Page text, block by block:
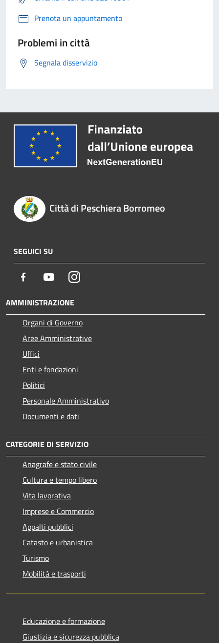
Prenota un appuntamento
Problemi in città
Segnala disservizio
Città di Peschiera Borromeo
SEGUICI SU
Facebook YoutubeInstagram
AMMINISTRAZIONE
Organi di Governo
Aree Amministrative
Uffici
Enti e fondazioni
Politici
Personale Amministrativo
Documenti e dati
CATEGORIE DI SERVIZIO
Anagrafe e stato civile
Cultura e tempo libero
Vita lavorativa
Imprese e Commercio
Appalti pubblici
Catasto e urbanistica
Turismo
Mobilità e trasporti
Educazione e formazione
Giustizia e sicurezza pubblica